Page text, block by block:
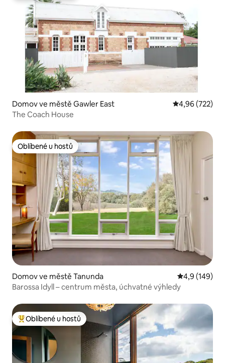
Domov ve městě Gawler East Průměrné
4,96 (722)
The Coach House
Oblíbené u hostů
Oblíbené u hostů
Domov ve městě Tanunda Průměrné
4,9 (149)
Barossa Idyll – centrum města, úchvatné výhledy
Nejlepší v kategorii Oblíbené u hostů
Oblíbené u hostů